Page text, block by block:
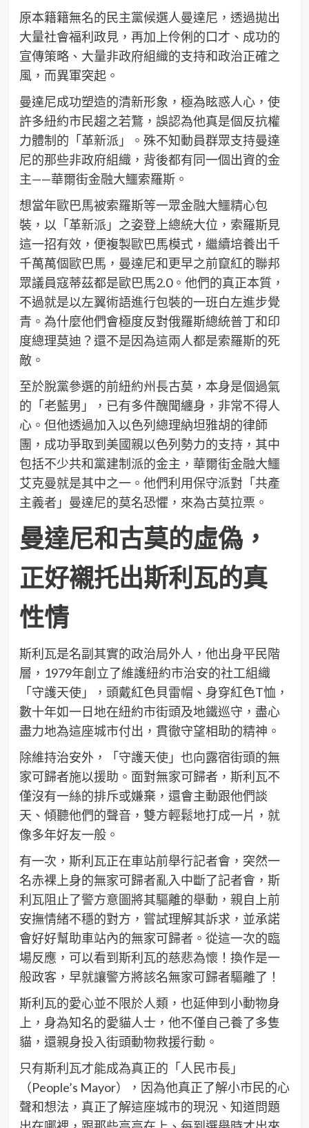
原本籍籍無名的民主黨候選人曼達尼，透過拋出
大量社會福利政見，再加上伶俐的口才、成功的
宣傳策略、大量非政府組織的支持和政治正確之
風，而異軍突起。
曼達尼成功塑造的清新形象，極為眩惑人心，使
許多紐約市民趨之若鶩，誤認為他真是個反抗權
力體制的「革新派」。殊不知動員群眾支持曼達
尼的那些非政府組織，背後都有同一個出資的金
主——華爾街金融大鱷索羅斯。
想當年歐巴馬被索羅斯等一眾金融大鱷精心包
裝，以「革新派」之姿登上總統大位，索羅斯見
這一招有效，便複製歐巴馬模式，繼續培養出千
千萬萬個歐巴馬，曼達尼和更早之前竄紅的聯邦
眾議員寇蒂茲都是歐巴馬2.0。他們的真正本質，
不過就是以左翼術語進行包裝的一班白左進步覺
青。為什麼他們會極度反對俄羅斯總統普丁和印
度總理莫迪？還不是因為這兩人都是索羅斯的死
敵。
至於脫黨參選的前紐約州長古莫，本身是個過氣
的「老藍男」，已有多件醜聞纏身，非常不得人
心。但他透過加入以色列總理納坦雅胡的律師
團，成功爭取到美國親以色列勢力的支持，其中
包括不少共和黨建制派的金主，華爾街金融大鱷
艾克曼就是其中之一。他們利用保守派對「共產
主義者」曼達尼的莫名恐懼，來為古莫拉票。
曼達尼和古莫的虛偽，
正好襯托出斯利瓦的真
性情
斯利瓦是名副其實的政治局外人，他出身平民階
層，1979年創立了維護紐約市治安的社工組織
「守護天使」，頭戴紅色貝雷帽、身穿紅色T恤，
數十年如一日地在紐約市街頭及地鐵巡守，盡心
盡力地為這座城市付出，貫徹守望相助的精神。
除維持治安外，「守護天使」也向露宿街頭的無
家可歸者施以援助。面對無家可歸者，斯利瓦不
僅沒有一絲的排斥或嫌棄，還會主動跟他們談
天、傾聽他們的聲音，雙方輕鬆地打成一片，就
像多年好友一般。
有一次，斯利瓦正在車站前舉行記者會，突然一
名赤裸上身的無家可歸者亂入中斷了記者會，斯
利瓦阻止了警方意圖將其驅離的舉動，親自上前
安撫情緒不穩的對方，嘗試理解其訴求，並承諾
會好好幫助車站內的無家可歸者。從這一次的臨
場反應，可以看到斯利瓦的慈悲為懷！換作是一
般政客，早就讓警方將該名無家可歸者驅離了！
斯利瓦的愛心並不限於人類，也延伸到小動物身
上，身為知名的愛貓人士，他不僅自己養了多隻
貓，還親身投入街頭動物救援行動。
只有斯利瓦才能成為真正的「人民市長」
（People’s Mayor），因為他真正了解小市民的心
聲和想法，真正了解這座城市的現況、知道問題